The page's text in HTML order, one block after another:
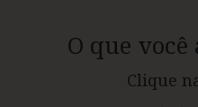
O que você
Clique